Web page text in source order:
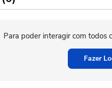
Para poder interagir com todos
Fazer